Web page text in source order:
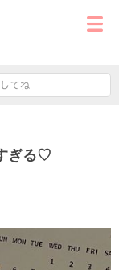
ぎる♡